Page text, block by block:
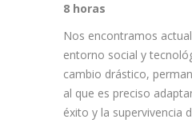
8 horas
Nos encontramos
entorno social y
cambio drástico,
al que es preciso
éxito y la supervivencia